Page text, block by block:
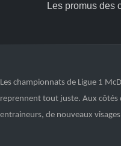
Les promus des
Les championnats de Ligue 1
reprennent tout juste. Aux côtés
entraineurs, de nouveaux